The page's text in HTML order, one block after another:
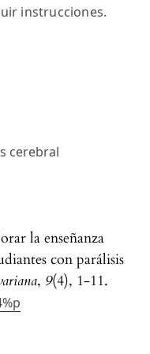
cerebral
la enseñanza
con parálisis
, 9(4), 1-11.
instrucciones.